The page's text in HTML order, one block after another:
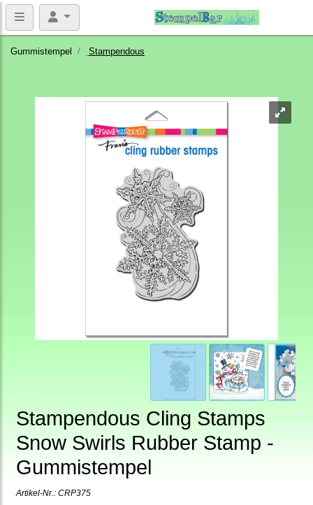
Gummistempel Stampendous
Stampendous Cling Stamps
Snow Swirls Rubber Stamp -
Gummistempel
Artikel-Nr.: CRP375